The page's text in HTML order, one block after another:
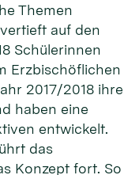
Themen
auf den
Schülerinnen
Erzbischöflichen
2017/2018 ihre
haben eine
entwickelt.
das
Konzept fort. So